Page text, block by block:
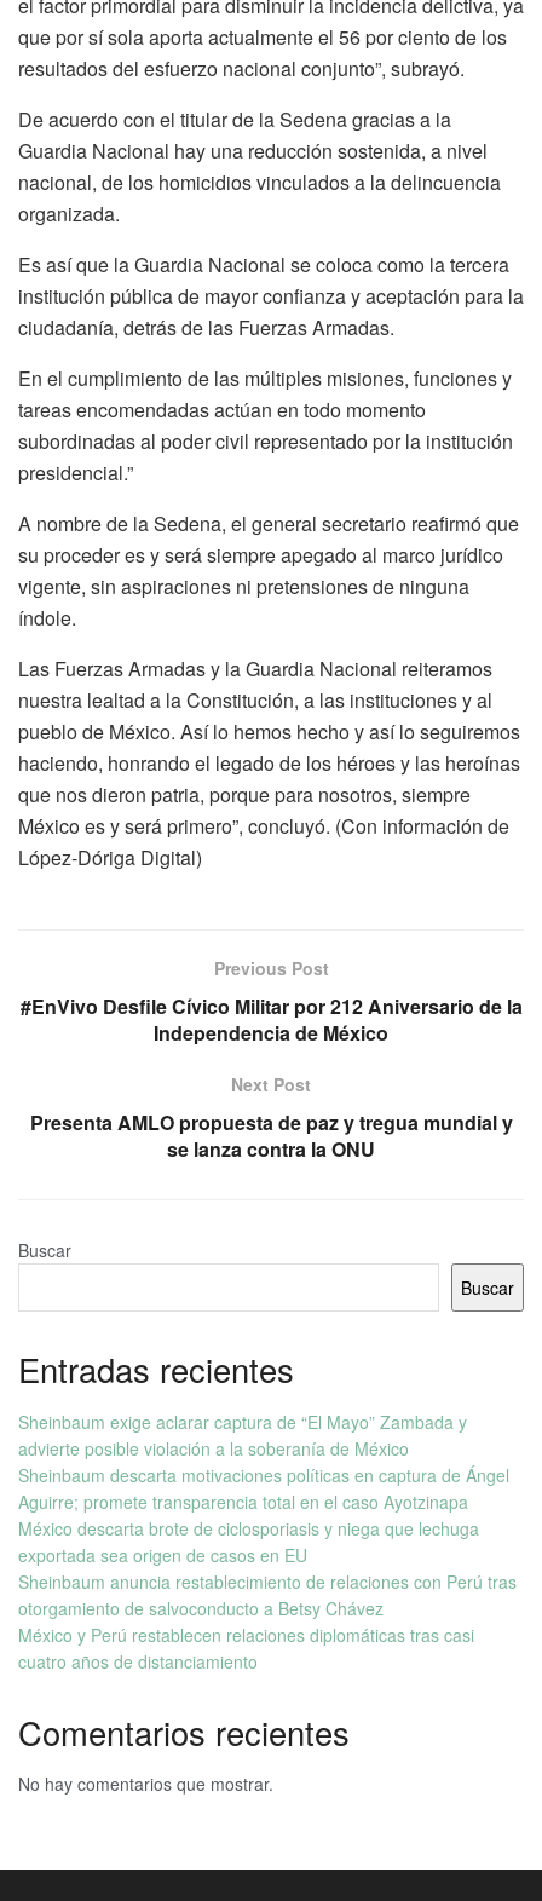
el factor primordial para disminuir la incidencia delictiva, ya
que por sí sola aporta actualmente el 56 por ciento de los
resultados del esfuerzo nacional conjunto”, subrayó.
De acuerdo con el titular de la Sedena gracias a la
Guardia Nacional hay una reducción sostenida, a nivel
nacional, de los homicidios vinculados a la delincuencia
organizada.
Es así que la Guardia Nacional se coloca como la tercera
institución pública de mayor confianza y aceptación para la
ciudadanía, detrás de las Fuerzas Armadas.
En el cumplimiento de las múltiples misiones, funciones y
tareas encomendadas actúan en todo momento
subordinadas al poder civil representado por la institución
presidencial.”
A nombre de la Sedena, el general secretario reafirmó que
su proceder es y será siempre apegado al marco jurídico
vigente, sin aspiraciones ni pretensiones de ninguna
índole.
Las Fuerzas Armadas y la Guardia Nacional reiteramos
nuestra lealtad a la Constitución, a las instituciones y al
pueblo de México. Así lo hemos hecho y así lo seguiremos
haciendo, honrando el legado de los héroes y las heroínas
que nos dieron patria, porque para nosotros, siempre
México es y será primero”, concluyó. (Con información de
López-Dóriga Digital)
Previous Post
#EnVivo Desfile Cívico Militar por 212 Aniversario de la
Independencia de México
Next Post
Presenta AMLO propuesta de paz y tregua mundial y
se lanza contra la ONU
Buscar
Buscar
Entradas recientes
Sheinbaum exige aclarar captura de “El Mayo” Zambada y
advierte posible violación a la soberanía de México
Sheinbaum descarta motivaciones políticas en captura de Ángel
Aguirre; promete transparencia total en el caso Ayotzinapa
México descarta brote de ciclosporiasis y niega que lechuga
exportada sea origen de casos en EU
Sheinbaum anuncia restablecimiento de relaciones con Perú tras
otorgamiento de salvoconducto a Betsy Chávez
México y Perú restablecen relaciones diplomáticas tras casi
cuatro años de distanciamiento
Comentarios recientes
No hay comentarios que mostrar.